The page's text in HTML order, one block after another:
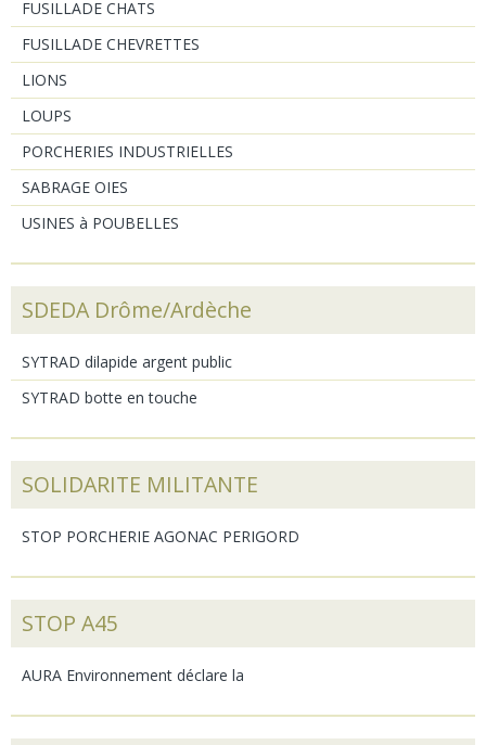
FUSILLADE CHATS
FUSILLADE CHEVRETTES
LIONS
LOUPS
PORCHERIES INDUSTRIELLES
SABRAGE OIES
USINES à POUBELLES
SDEDA Drôme/Ardèche
SYTRAD dilapide argent public
SYTRAD botte en touche
SOLIDARITE MILITANTE
STOP PORCHERIE AGONAC PERIGORD
STOP A45
AURA Environnement déclare la